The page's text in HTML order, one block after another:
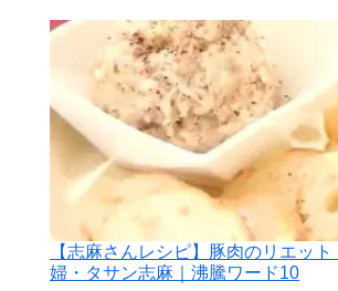
【志麻さんレシピ】豚肉のリエッ
婦・タサン志麻｜沸騰ワード10